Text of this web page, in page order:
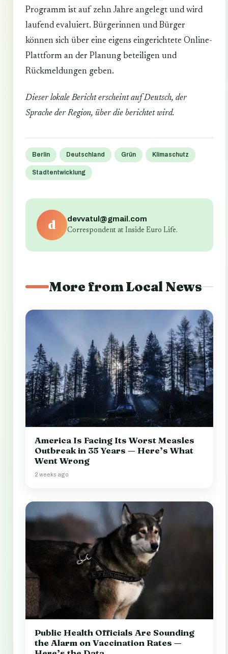
Programm ist auf zehn Jahre angelegt und wird
laufend evaluiert. Bürgerinnen und Bürger
können sich über eine eigens eingerichtete Online-
Plattform an der Planung beteiligen und
Rückmeldungen geben.
Dieser lokale Bericht erscheint auf Deutsch, der
Sprache der Region, über die berichtet wird.
Berlin Deutschland Grün Klimaschutz
Stadtentwicklung
d devvatul@gmail.com
Correspondent at Inside Euro Life.
More from Local News
America Is Facing Its Worst Measles
Outbreak in 35 Years — Here’s What
Went Wrong
2 weeks ago
Public Health Officials Are Sounding
the Alarm on Vaccination Rates —